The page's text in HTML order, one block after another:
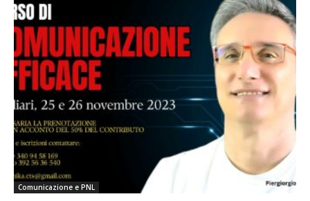
Comunicazione e PNL